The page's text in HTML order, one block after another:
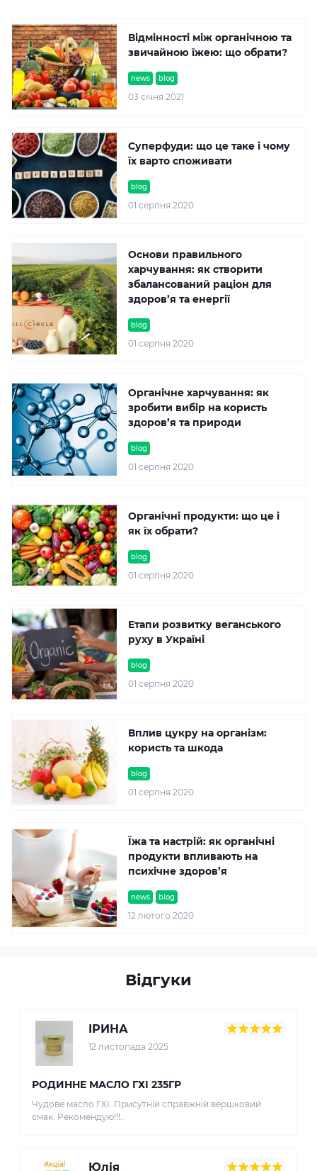
news blog
03 cічня 2021
Відмінності між органічною та
звичайною їжею: що обрати?
blog
01 серпня 2020
Суперфуди: що це таке і чому
їх варто споживати
blog
01 серпня 2020
Основи правильного
харчування: як створити
збалансований раціон для
здоров’я та енергії
blog
01 серпня 2020
Органічне харчування: як
зробити вибір на користь
здоров’я та природи
blog
01 серпня 2020
Органічні продукти: що це і
як їх обрати?
blog
01 серпня 2020
Етапи розвитку веганського
руху в Україні
blog
01 серпня 2020
Вплив цукру на організм:
користь та шкода
news blog
12 лютого 2020
Їжа та настрій: як органічні
продукти впливають на
психічне здоров’я
Відгуки
ІРИНА
12 листопада 2025
РОДИННЕ МАСЛО ГХІ 235ГР
Чудове масло ГХІ. Присутній справжній вершковий
смак. Рекомендую!!!..
Юлія